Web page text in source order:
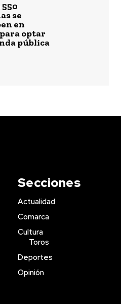
550
se
en
optar
pública
Secciones
Actualidad
Comarca
Cultura
Toros
Deportes
Opinión